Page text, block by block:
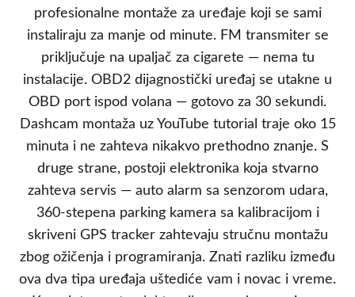
profesionalne montaže za uređaje koji se sami
instaliraju za manje od minute. FM transmiter se
priključuje na upaljač za cigarete — nema tu
instalacije. OBD2 dijagnostički uređaj se utakne u
OBD port ispod volana — gotovo za 30 sekundi.
Dashcam montaža uz YouTube tutorial traje oko 15
minuta i ne zahteva nikakvo prethodno znanje. S
druge strane, postoji elektronika koja stvarno
zahteva servis — auto alarm sa senzorom udara,
360-stepena parking kamera sa kalibracijom i
skriveni GPS tracker zahtevaju stručnu montažu
zbog ožičenja i programiranja. Znati razliku između
ova dva tipa uređaja uštediće vam i novac i vreme.